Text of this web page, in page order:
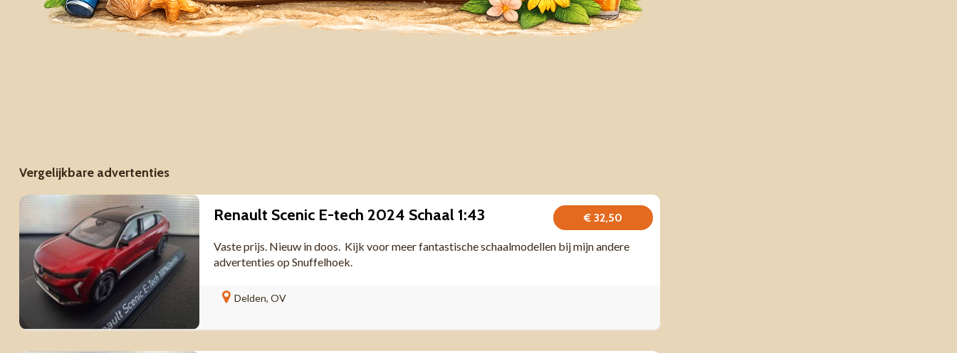
Vergelijkbare advertenties
€ 32,50
Renault Scenic E-tech 2024 Schaal 1:43
Vaste prijs. Nieuw in doos. Kijk voor meer fantastische schaalmodellen bij mijn andere
advertenties op Snuffelhoek.
Delden, OV